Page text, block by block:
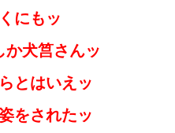
にもッ
か犬筥さんッ
とはいえッ
をされたッ